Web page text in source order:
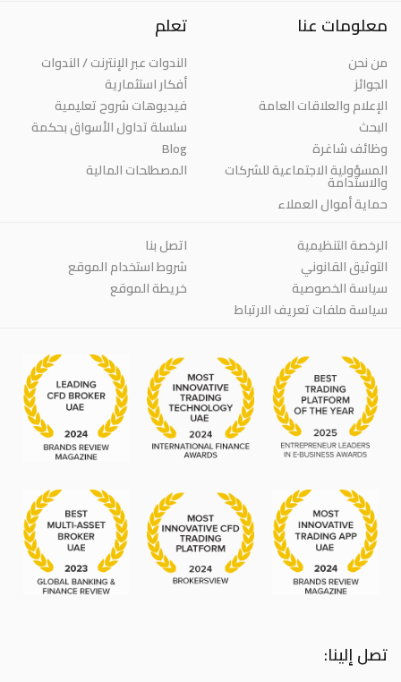
معلومات عنا
من نحن
الجوائز
الإعلام والعلاقات العامة
البحث
وظائف شاغرة
المسؤولية الاجتماعية للشركات
والاستدامة
حماية أموال العملاء
تعلم
الندوات عبر الإنترنت / الندوات
أفكار استثمارية
فيديوهات شروح تعليمية
سلسلة تداول الأسواق بحكمة
Blog
المصطلحات المالية
الرخصة التنظيمية
التوثيق القانوني
سياسة الخصوصية
سياسة ملفات تعريف الارتباط
اتصل بنا
شروط استخدام الموقع
خريطة الموقع
تصل إلينا: